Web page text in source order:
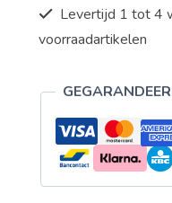
Levertijd 1 tot 4
voorraadartikelen